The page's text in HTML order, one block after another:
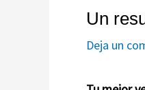
Un
Deja un